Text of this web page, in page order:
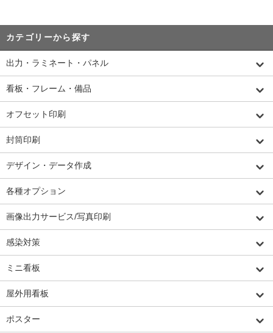
カテゴリーから探す
出力・ラミネート・パネル
看板・フレーム・備品
オフセット印刷
封筒印刷
デザイン・データ作成
各種オプション
画像出力サービス/写真印刷
感染対策
ミニ看板
屋外用看板
ポスター